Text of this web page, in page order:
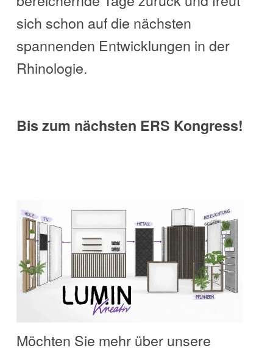
sich schon auf die nächsten
spannenden Entwicklungen in der
Rhinologie.
Bis zum nächsten ERS Kongress!
Möchten Sie mehr über unsere